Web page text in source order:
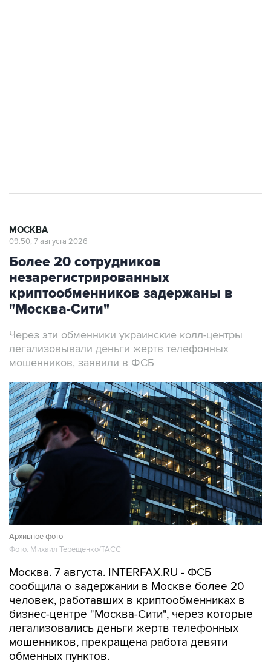
МОСКВА
09:50, 7 августа 2026
Более 20 сотрудников
незарегистрированных
криптообменников задержаны в
"Москва-Сити"
Через эти обменники украинские колл-центры
легализовывали деньги жертв телефонных
мошенников, заявили в ФСБ
Архивное фото
Фото: Михаил Терещенко/ТАСС
Москва. 7 августа. INTERFAX.RU - ФСБ
сообщила о задержании в Москве более 20
человек, работавших в криптообменниках в
бизнес-центре "Москва-Сити", через которые
легализовались деньги жертв телефонных
мошенников, прекращена работа девяти
обменных пунктов.